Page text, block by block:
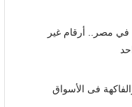
مصر.. أرقام غير
فى الأسواق